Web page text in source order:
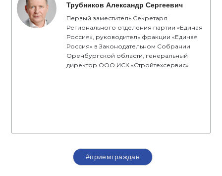
Трубников Александр Сергеевич
Первый заместитель Секретаря
Регионального отделения партии «Единая
Россия», руководитель фракции «Единая
Россия» в Законодательном Собрании
Оренбургской области, генеральный
директор ООО ИСК «Стройтехсервис»
#приемграждан